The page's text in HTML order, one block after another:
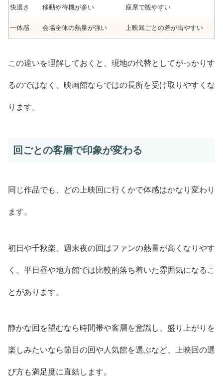
快適さ 移動や待機が多い 座席で観やすい
一体感 会場全体の熱量が強い 上映回ごとの差が出やすい
この違いを理解しておくと、現地の代替としてがっかりす
るのではなく、映画館ならではの長所を受け取りやすくな
ります。
回ごとの客層で印象が変わる
同じ作品でも、どの上映回に行くかで体感はかなり変わり
ます。
初日や千秋楽、週末夜の回はファンの熱量が高くなりやす
く、平日昼や地方館では比較的落ち着いた雰囲気になるこ
とがあります。
静かな回を望むなら時間帯や客層を意識し、盛り上がりを
楽しみたいなら節目の回や人気館を選ぶなど、上映回の選
び方も満足度に直結します。